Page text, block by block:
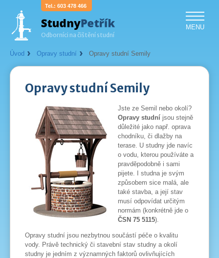
Opravy studní Semily
Jste ze Semil nebo okolí?
Opravy studní jsou stejně
důležité jako např. oprava
chodníku, či dlažby na
terase. U studny jde navíc
o vodu, kterou používáte a
pravděpodobně i sami
pijete. I studna je svým
způsobem sice malá, ale
také stavba, a její stav
musí odpovídat určitým
normám (konkrétně jde o
ČSN 75 5115).
Opravy studní jsou nezbytnou součástí péče o kvalitu
vody. Právě technický či stavební stav studny a okolí
studny je jedním z významných faktorů ovlivňujících
Odborníci na čištění studní
603 478 466
Úvod Opravy studní Opravy studní Semily
MENU